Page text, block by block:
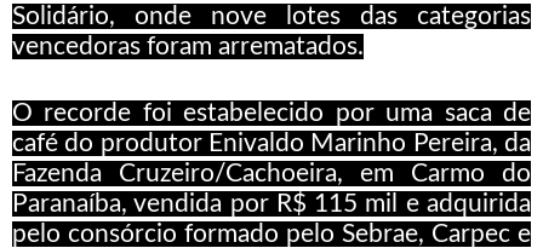
Solidário, onde nove lotes das categorias
vencedoras foram arrematados.
O recorde foi estabelecido por uma saca de
café do produtor Enivaldo Marinho Pereira, da
Fazenda Cruzeiro/Cachoeira, em Carmo do
Paranaíba, vendida por R$ 115 mil e adquirida
pelo consórcio formado pelo Sebrae, Carpec e